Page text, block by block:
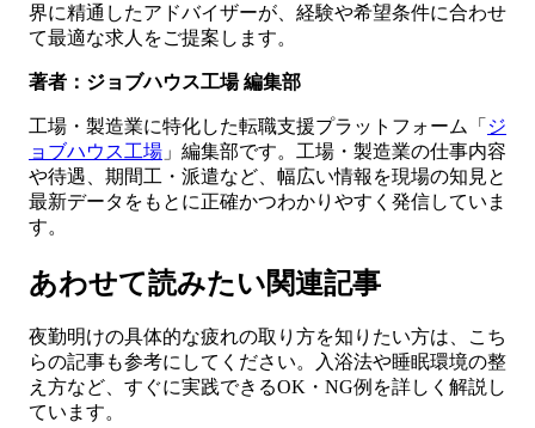
界に精通したアドバイザーが、経験や希望条件に合わせ
て最適な求人をご提案します。
著者：ジョブハウス工場 編集部
工場・製造業に特化した転職支援プラットフォーム「 ジ
ョブハウス工場 」編集部です。工場・製造業の仕事内容
や待遇、期間工・派遣など、幅広い情報を現場の知見と
最新データをもとに正確かつわかりやすく発信していま
す。
あわせて読みたい関連記事
夜勤明けの具体的な疲れの取り方を知りたい方は、こち
らの記事も参考にしてください。入浴法や睡眠環境の整
え方など、すぐに実践できるOK・NG例を詳しく解説し
ています。